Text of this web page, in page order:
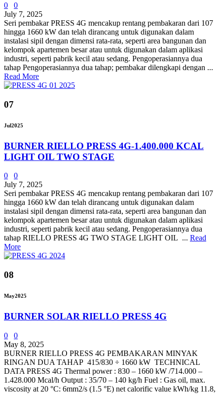
0
0
July 7, 2025
Seri pembakar PRESS 4G mencakup rentang pembakaran dari 107
hingga 1660 kW dan telah dirancang untuk digunakan dalam
instalasi sipil dengan dimensi rata-rata, seperti area bangunan dan
kelompok apartemen besar atau untuk digunakan dalam aplikasi
industri, seperti pabrik kecil atau sedang. Pengoperasiannya dua
tahap Pengoperasiannya dua tahap; pembakar dilengkapi dengan ...
Read More
07
Jul2025
BURNER RIELLO PRESS 4G-1.400.000 KCAL
LIGHT OIL TWO STAGE
0
0
July 7, 2025
Seri pembakar PRESS 4G mencakup rentang pembakaran dari 107
hingga 1660 kW dan telah dirancang untuk digunakan dalam
instalasi sipil dengan dimensi rata-rata, seperti area bangunan dan
kelompok apartemen besar atau untuk digunakan dalam aplikasi
industri, seperti pabrik kecil atau sedang. Pengoperasiannya dua
tahap RIELLO PRESS 4G TWO STAGE LIGHT OIL ... Read
More
08
May2025
BURNER SOLAR RIELLO PRESS 4G
0
0
May 8, 2025
BURNER RIELLO PRESS 4G PEMBAKARAN MINYAK
RINGAN DUA TAHAP 415/830 ÷ 1660 kW TECHNICAL
DATA PRESS 4G Thermal power : 830 – 1660 kW /714.000 –
1.428.000 Mcal/h Output : 35/70 – 140 kg/h Fuel : Gas oil, max.
viscosity at 20 °C: 6mm2/s (1.5 °E) net calorific value kWh/kg 11.8,